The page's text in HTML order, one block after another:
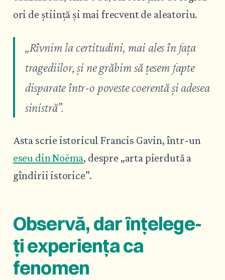
ori de știință și mai frecvent de aleatoriu.
„Rîvnim la certitudini, mai ales în fața
tragediilor, și ne grăbim să țesem fapte
disparate într-o poveste coerentă și adesea
sinistră”.
Asta scrie istoricul Francis Gavin, într-un
eseu din Noēma, despre „arta pierdută a
gîndirii istorice”.
Observă, dar înțelege-
ți experiența ca
fenomen